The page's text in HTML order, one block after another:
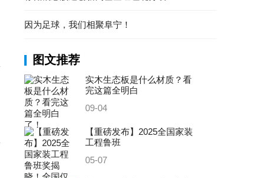
因为足球，我们相聚阜宁！
图文推荐
实木生态板是什么材质？看
完这篇全明白
09-04
【重磅发布】2025全国家装
工程鲁班
05-07